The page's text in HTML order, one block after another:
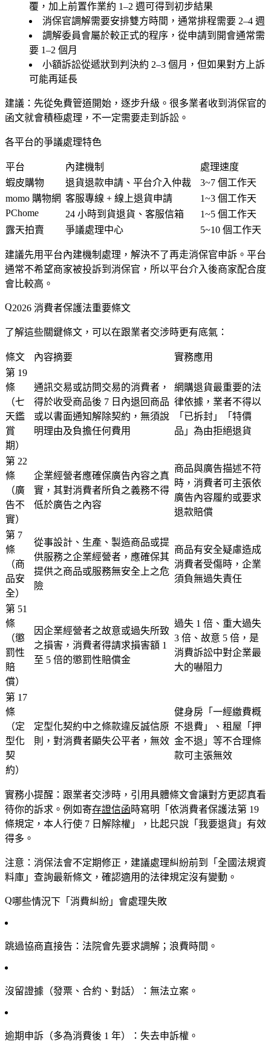
覆，加上前置作業約 1–2 週可得到初步結果
消保官調解需要安排雙方時間，通常排程需要 2–4 週
調解委員會屬於較正式的程序，從申請到開會通常需
要 1–2 個月
小額訴訟從遞狀到判決約 2–3 個月，但如果對方上訴
可能再延長
建議 ：先從免費管道開始，逐步升級。很多業者收到消保官的
函文就會積極處理，不一定需要走到訴訟。
各平台的爭議處理特色
平台 內建機制
處理速度
蝦皮購物
退貨退款申請、平台介入仲裁
3~7 個工作天
momo 購物網 客服專線 + 線上退貨申請
1~3 個工作天
PChome
24 小時到貨退貨、客服信箱
1~5 個工作天
露天拍賣
爭議處理中心 5~10 個工作天
建議先用平台內建機制處理，解決不了再走消保官申訴。平台
通常不希望商家被投訴到消保官，所以平台介入後商家配合度
會比較高。
2026 消費者保護法重要條文
了解這些關鍵條文，可以在跟業者交涉時更有底氣：
條文 內容摘要
實務應用
第 19
條
（七
天鑑
賞
期）
通訊交易或訪問交易的消費者，
得於收受商品後 7 日內退回商品
或以書面通知解除契約，無須說
明理由及負擔任何費用
網購退貨最重要的法
律依據，業者不得以
「已拆封」「特價
品」為由拒絕退貨
第 22
條
（廣
告不
實）
企業經營者應確保廣告內容之真
實，其對消費者所負之義務不得
低於廣告之內容
商品與廣告描述不符
時，消費者可主張依
廣告內容履約或要求
退款賠償
第 7
條
（商
品安
全）
從事設計、生產、製造商品或提
供服務之企業經營者，應確保其
提供之商品或服務無安全上之危
險
商品有安全疑慮造成
消費者受傷時，企業
須負無過失責任
第 51
條
（懲
罰性
賠
償）
因企業經營者之故意或過失所致
之損害，消費者得請求損害額 1
至 5 倍的懲罰性賠償金
過失 1 倍、重大過失
3 倍、故意 5 倍，是
消費訴訟中對企業最
大的嚇阻力
第 17
條
（定
型化
契
約）
定型化契約中之條款違反誠信原
則，對消費者顯失公平者，無效
健身房「一經繳費概
不退費」、租屋「押
金不退」等不合理條
款可主張無效
實務小提醒 ：跟業者交涉時，引用具體條文會讓對方更認真看
待你的訴求。例如寄存證信函時寫明「依消費者保護法第 19
條規定，本人行使 7 日解除權」，比起只說「我要退貨」有效
得多。
注意 ：消保法會不定期修正，建議處理糾紛前到「全國法規資
料庫」查詢最新條文，確認適用的法律規定沒有變動。
哪些情況下「消費糾紛」會處理失敗
跳過協商直接告 ：法院會先要求調解；浪費時間。
沒留證據（發票、合約、對話） ：無法立案。
逾期申訴（多為消費後 1 年） ：失去申訴權。